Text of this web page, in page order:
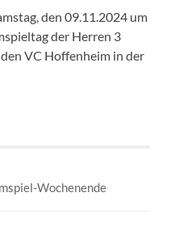
den 09.11.2024 um
der Herren 3
VC Hoffenheim in der
Wochenende